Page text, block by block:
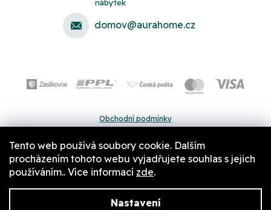
Tento web používá soubory cookie. Dalším
procházením tohoto webu vyjadřujete souhlas s jejich
používáním.. Více informací zde.
Nastavení
domov@aurahome.cz
Obchodní podmínky
Pravidla a nastavení cookies